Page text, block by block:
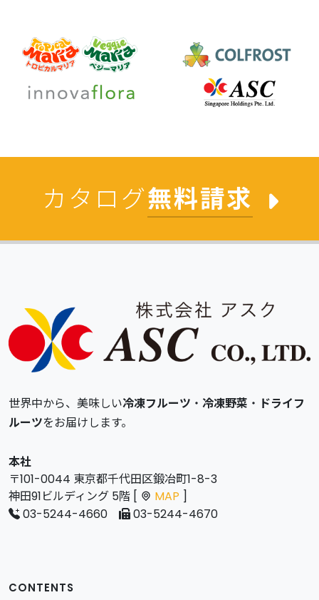
カタログ無料請求
世界中から、美味しい冷凍フルーツ ・ 冷凍野菜 ・ ドライフ
ルーツをお届けします。
本社
〒101-0044 東京都千代田区鍛冶町1-8-3
神田91ビルディング 5階 [
MAP ]
03-5244-4660
03-5244-4670
CONTENTS